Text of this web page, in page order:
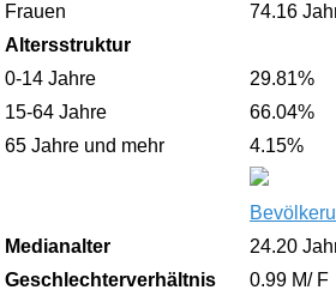
Frauen
74.16
Altersstruktur
0-14 Jahre
29.81%
15-64 Jahre
66.04%
65 Jahre und mehr
4.15%
Medianalter
24.20
Geschlechterverhältnis
0.99 M/ F